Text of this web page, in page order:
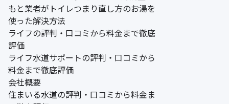
もと業者がトイレつまり直し方のお湯を
使った解決方法
ライフの評判・口コミから料金まで徹底
評価
ライフ水道サポートの評判・口コミから
料金まで徹底評価
会社概要
住まいる水道の評判・口コミから料金ま